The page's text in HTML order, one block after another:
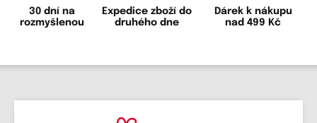
30 dní na
rozmyšlenou
Expedice zboží do
druhého dne
Dárek k nákupu
nad 499 Kč